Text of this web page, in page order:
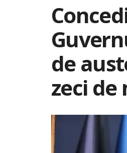
de
zeci de